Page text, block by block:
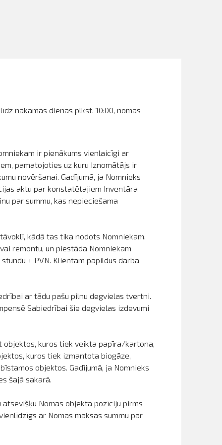
nākamās dienas plkst. 10:00, nomas
ir pienākums vienlaicīgi ar
pamatojoties uz kuru Iznomātājs ir
novēršanai. Gadījumā, ja Nomnieks
aktu par konstatētajiem Inventāra
par summu, kas nepieciešama
kādā tas tika nodots Nomniekam.
remontu, un piestāda Nomniekam
+ PVN. Klientam papildus darba
ar tādu pašu pilnu degvielas tvertni.
Sabiedrībai šie degvielas izdevumi
kuros tiek veikta papīra/kartona,
kuros tiek izmantota biogāze,
objektos. Gadījumā, ja Nomnieks
šajā sakarā.
Nomas objekta pozīciju pirms
ar Nomas maksas summu par